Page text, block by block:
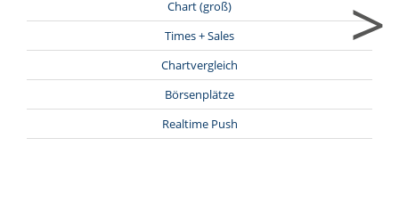
Chart (groß)
Times + Sales
Chartvergleich
Börsenplätze
Realtime Push
>